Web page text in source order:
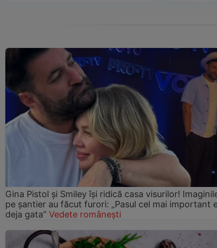
Gina Pistol și Smiley își ridică casa visurilor!
pe șantier au făcut furori: „Pasul cel mai important
deja gata” Vedete românești